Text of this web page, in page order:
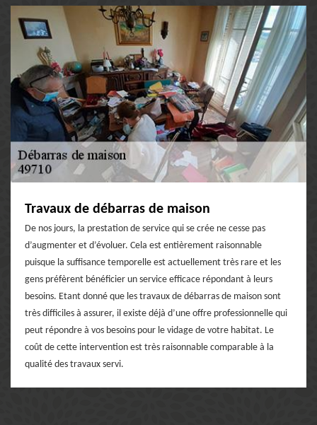
Travaux de débarras de maison
De nos jours, la prestation de service qui se crée ne cesse pas
d’augmenter et d’évoluer. Cela est entièrement raisonnable
puisque la suffisance temporelle est actuellement très rare et les
gens préfèrent bénéficier un service efficace répondant à leurs
besoins. Etant donné que les travaux de débarras de maison sont
très difficiles à assurer, il existe déjà d’une offre professionnelle qui
peut répondre à vos besoins pour le vidage de votre habitat. Le
coût de cette intervention est très raisonnable comparable à la
qualité des travaux servi.